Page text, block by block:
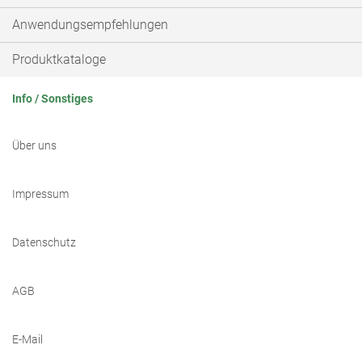
Anwendungsempfehlungen
Produktkataloge
Info / Sonstiges
Über uns
Impressum
Datenschutz
AGB
E-Mail